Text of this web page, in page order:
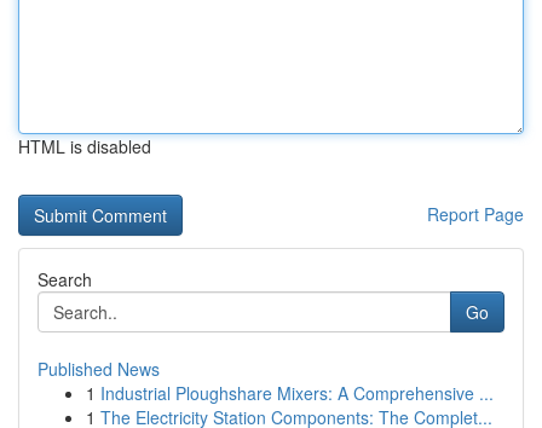
HTML is disabled
Report Page
Search
Go
Published News
1 Industrial Ploughshare Mixers: A Comprehensive ...
1 The Electricity Station Components: The Complet...